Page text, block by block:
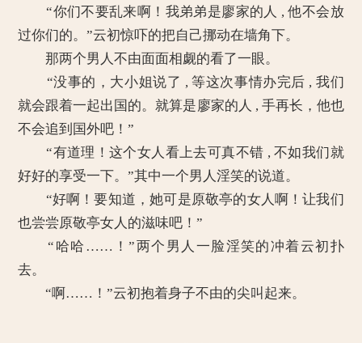
“你们不要乱来啊！我弟弟是廖家的人 , 他不会放
过你们的。”云初惊吓的把自己挪动在墙角下。
那两个男人不由面面相觑的看了一眼。
“没事的，大小姐说了 , 等这次事情办完后 , 我们
就会跟着一起出国的。就算是廖家的人 , 手再长，他也
不会追到国外吧！”
“有道理！这个女人看上去可真不错 , 不如我们就
好好的享受一下。”其中一个男人淫笑的说道。
“好啊！要知道，她可是原敬亭的女人啊！让我们
也尝尝原敬亭女人的滋味吧！”
“哈哈……！”两个男人一脸淫笑的冲着云初扑
去。
“啊……！”云初抱着身子不由的尖叫起来。